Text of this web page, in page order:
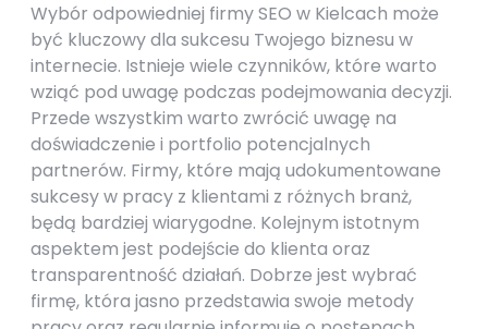
Wybór odpowiedniej firmy SEO w Kielcach może
być kluczowy dla sukcesu Twojego biznesu w
internecie. Istnieje wiele czynników, które warto
wziąć pod uwagę podczas podejmowania decyzji.
Przede wszystkim warto zwrócić uwagę na
doświadczenie i portfolio potencjalnych
partnerów. Firmy, które mają udokumentowane
sukcesy w pracy z klientami z różnych branż,
będą bardziej wiarygodne. Kolejnym istotnym
aspektem jest podejście do klienta oraz
transparentność działań. Dobrze jest wybrać
firmę, która jasno przedstawia swoje metody